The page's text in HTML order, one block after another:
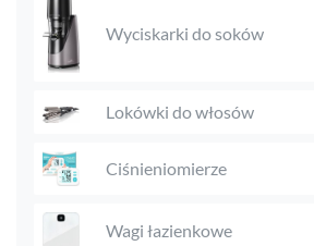
Wyciskarki do soków
Lokówki do włosów
Ciśnieniomierze
Wagi łazienkowe